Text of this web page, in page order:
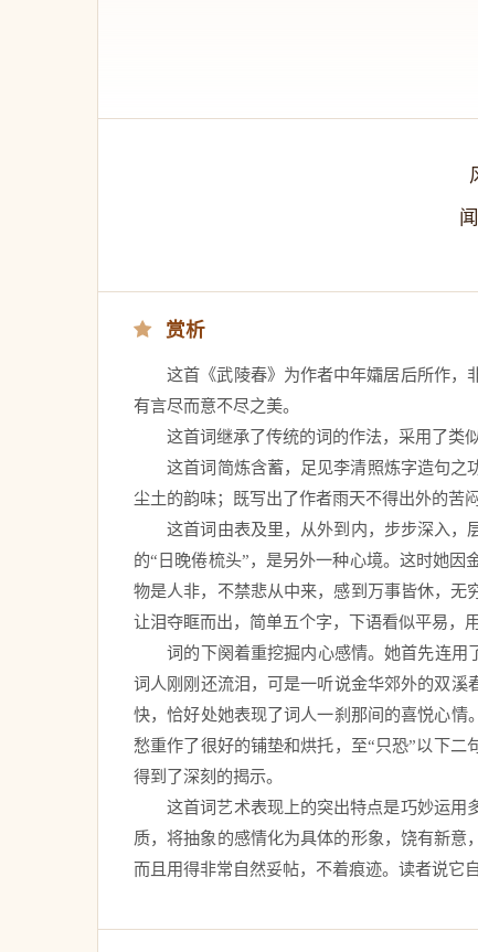
风
闻说
赏析
这首《武陵春》为作者中年孀居后所作，非
有言尽而意不尽之美。
这首词继承了传统的词的作法，采用了类似
这首词简炼含蓄，足见李清照炼字造句之功
尘土的韵味；既写出了作者雨天不得出外的苦
这首词由表及里，从外到内，步步深入，层
的“日晚倦梳头”，是另外一种心境。这时她因
物是人非，不禁悲从中来，感到万事皆休，无
让泪夺眶而出，简单五个字，下语看似平易
词的下阕着重挖掘内心感情。她首先连用了
词人刚刚还流泪，可是一听说金华郊外的双溪
快，恰好处她表现了词人一刹那间的喜悦心情
愁重作了很好的铺垫和烘托，至“只恐”以下
得到了深刻的揭示。
这首词艺术表现上的突出特点是巧妙运用多
质，将抽象的感情化为具体的形象，饶有新意
而且用得非常自然妥帖，不着痕迹。读者说它